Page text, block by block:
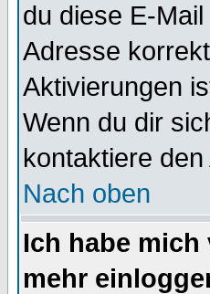
du diese E-
Adresse
Aktivierungen
Wenn du dir
kontaktiere
Nach oben
Ich habe
mehr